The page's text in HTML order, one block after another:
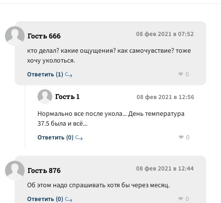
Гость 666 08 фев 2021 в 07:52
Ответить (1)
кто делал? какие ощущения? как самочувствие? тоже
хочу уколоться.
0
Гость 1 08 фев 2021 в 12:56
Ответить (0)
Нормально все после укола... День температура
37.5 была и всё...
0
Гость 876 08 фев 2021 в 12:44
Ответить (0)
Об этом надо спрашивать хотя бы через месяц.
0